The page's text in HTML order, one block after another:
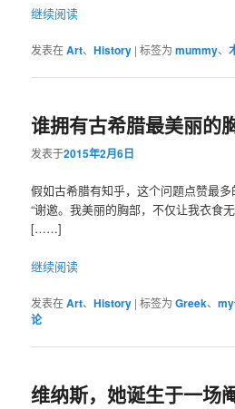
继续阅读
发表在Art、History |标签为 mummy、
谁拥有古希腊最美丽的
发表于2015年2月6日
假如古希腊有知乎，这个问题点赞最多
“谢邀。我美丽的胸部，不仅让我衣食
[……]
继续阅读
发表在Art、History |标签为 Greek、
论
维纳斯，她诞生于一场